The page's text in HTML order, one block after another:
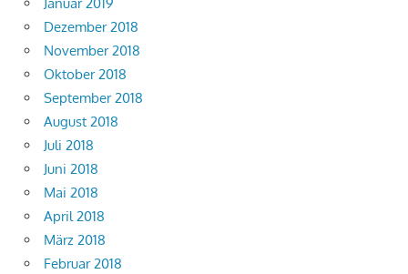
Dezember 2018
November 2018
Oktober 2018
September 2018
August 2018
Juli 2018
Juni 2018
Mai 2018
April 2018
März 2018
Februar 2018